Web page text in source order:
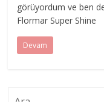
görüyordum ve ben
Flormar Super Shine
Devam